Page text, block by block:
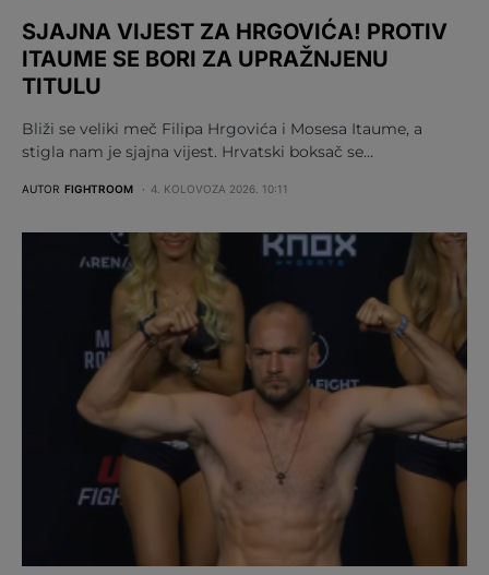
SJAJNA VIJEST ZA HRGOVIĆA! PROTIV
ITAUME SE BORI ZA UPRAŽNJENU
TITULU
Bliži se veliki meč Filipa Hrgovića i Mosesa Itaume, a
stigla nam je sjajna vijest. Hrvatski boksač se…
AUTOR FIGHTROOM 4. KOLOVOZA 2026. 10:11